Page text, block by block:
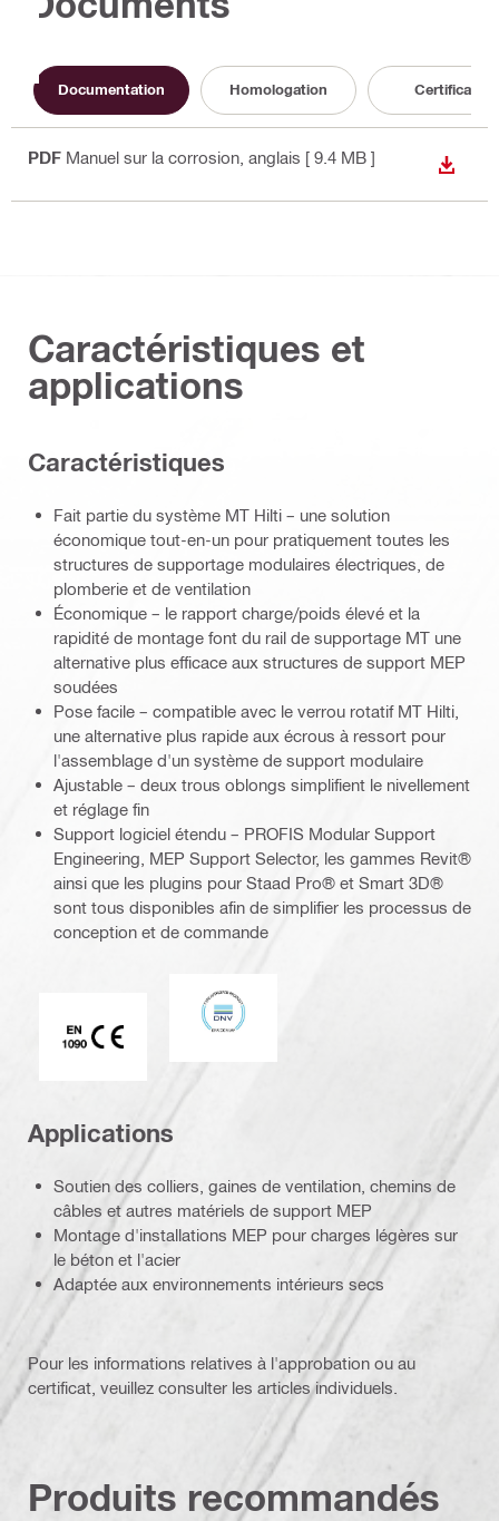
Documentation Homologation Certificat
PDF Manuel sur la corrosion , anglais [ 9.4 MB ]
Caractéristiques et
applications
Caractéristiques
Fait partie du système MT Hilti – une solution
économique tout-en-un pour pratiquement toutes les
structures de supportage modulaires électriques, de
plomberie et de ventilation
Économique – le rapport charge/poids élevé et la
rapidité de montage font du rail de supportage MT une
alternative plus efficace aux structures de support MEP
soudées
Pose facile – compatible avec le verrou rotatif MT Hilti,
une alternative plus rapide aux écrous à ressort pour
l'assemblage d'un système de support modulaire
Ajustable – deux trous oblongs simplifient le nivellement
et réglage fin
Support logiciel étendu – PROFIS Modular Support
Engineering, MEP Support Selector, les gammes Revit®
ainsi que les plugins pour Staad Pro® et Smart 3D®
sont tous disponibles afin de simplifier les processus de
conception et de commande
Marque CE EN 1090
DNV
Applications
Soutien des colliers, gaines de ventilation, chemins de
câbles et autres matériels de support MEP
Montage d'installations MEP pour charges légères sur
le béton et l'acier
Adaptée aux environnements intérieurs secs
Pour les informations relatives à l'approbation ou au
certificat, veuillez consulter les articles individuels.
Produits recommandés